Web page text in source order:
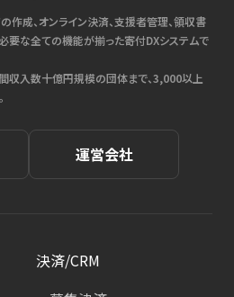
作成、オンライン決済、支援者管理、領収書
要な全ての機能が揃った寄付DXシステムで
収入数十億円規模の団体まで、3,000以上
運営会社
決済/CRM